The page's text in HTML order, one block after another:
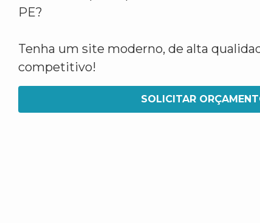
PE?
Tenha um site moderno, de alta
competitivo!
SOLICITAR